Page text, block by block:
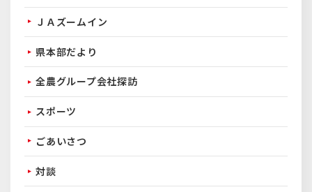
ＪＡズームイン
県本部だより
全農グループ会社探訪
スポーツ
ごあいさつ
対談